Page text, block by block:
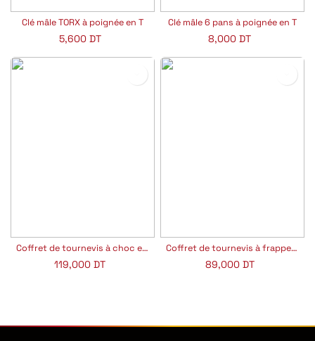
Clé mâle TORX à poignée en T
5,600DT
Clé mâle 6 pans à poignée en T
8,000 DT
Coffret de tournevis à choc et accessoires
119,000 DT
Coffret de tournevis à frapper et accessoires 8 pièces
89,000DT